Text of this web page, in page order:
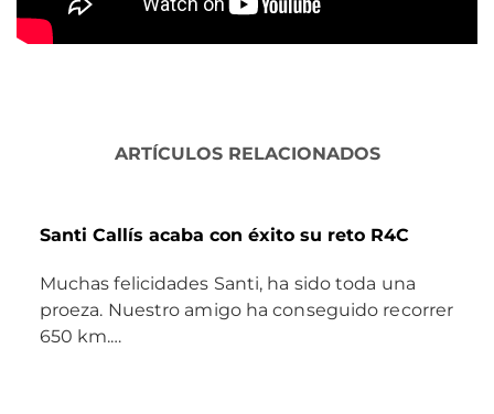
ARTÍCULOS RELACIONADOS
Santi Callís acaba con éxito su reto R4C
Muchas felicidades Santi, ha sido toda una
proeza. Nuestro amigo ha conseguido recorrer
650 km.…